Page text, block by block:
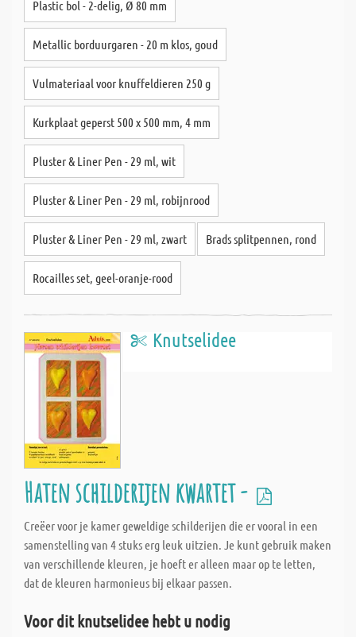
Plastic bol - 2-delig, Ø 80 mm
Metallic borduurgaren - 20 m klos, goud
Vulmateriaal voor knuffeldieren 250 g
Kurkplaat geperst 500 x 500 mm, 4 mm
Pluster & Liner Pen - 29 ml, wit
Pluster & Liner Pen - 29 ml, robijnrood
Pluster & Liner Pen - 29 ml, zwart Brads splitpennen, rond
Rocailles set, geel-oranje-rood
Knutselidee
Haten schilderijen kwartet -
Creëer voor je kamer geweldige schilderijen die er vooral in een
samenstelling van 4 stuks erg leuk uitzien. Je kunt gebruik maken
van verschillende kleuren, je hoeft er alleen maar op te letten,
dat de kleuren harmonieus bij elkaar passen.
Voor dit knutselidee hebt u nodig